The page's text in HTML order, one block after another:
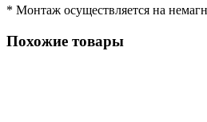
* Монтаж осуществляется на
Похожие товары